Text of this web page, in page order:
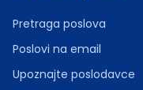
Pretraga poslova
Poslovi na email
Upoznajte poslodavce